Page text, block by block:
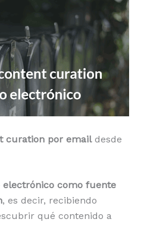
curation por emaildesde
como fuente
, es decir, recibiendo
qué contenido a